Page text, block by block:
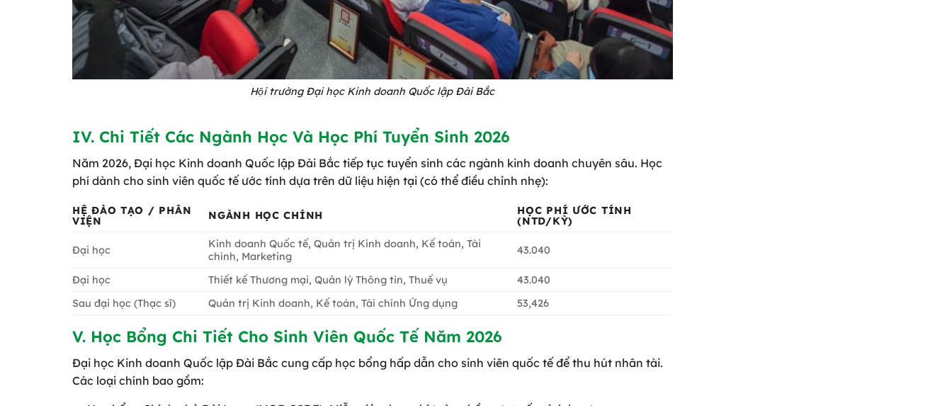
Hội trường Đại học Kinh doanh Quốc lập Đài Bắc
IV. Chi Tiết Các Ngành Học Và Học Phí Tuyển Sinh 2026
Năm 2026, Đại học Kinh doanh Quốc lập Đài Bắc tiếp tục tuyển sinh các ngành kinh doanh chuyên sâu. Học
phí dành cho sinh viên quốc tế ước tính dựa trên dữ liệu hiện tại (có thể điều chỉnh nhẹ):
HỆ ĐÀO TẠO / PHÂN
VIỆN
NGÀNH HỌC CHÍNH
HỌC PHÍ ƯỚC TÍNH
(NTD/KỲ)
Đại học
Kinh doanh Quốc tế, Quản trị Kinh doanh, Kế toán, Tài
chính, Marketing
43.040
Đại học Thiết kế Thương mại, Quản lý Thông tin, Thuế vụ
43.040
Sau đại học (Thạc sĩ)
Quản trị Kinh doanh, Kế toán, Tài chính Ứng dụng 53,426
V. Học Bổng Chi Tiết Cho Sinh Viên Quốc Tế Năm 2026
Đại học Kinh doanh Quốc lập Đài Bắc cung cấp học bổng hấp dẫn cho sinh viên quốc tế để thu hút nhân tài.
Các loại chính bao gồm: